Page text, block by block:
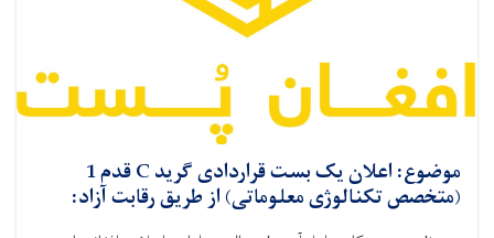
موضوع: اعلان یک بست قراردادی گرید C قدم 1
(متخصص تکنالوژی معلوماتی) از طریق رقابت آزاد: